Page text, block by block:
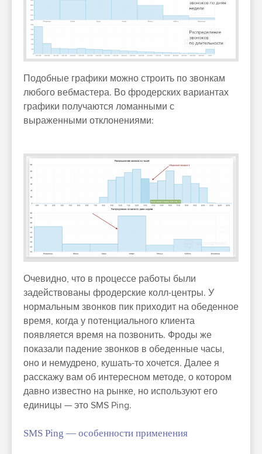
Подобные графики можно строить по звонкам
любого вебмастера. Во фродерских вариантах
графики получаются ломанными с
выраженными отклонениями:
Очевидно, что в процессе работы были
задействованы фродерские колл-центры. У
нормальным звонков пик приходит на обеденное
время, когда у потенциального клиента
появляется время на позвонить. Фроды же
показали падение звонков в обеденные часы,
оно и немудрено, кушать-то хочется. Далее я
расскажу вам об интересном методе, о котором
давно известно на рынке, но используют его
единицы — это SMS Ping.
SMS Ping — особенности применения